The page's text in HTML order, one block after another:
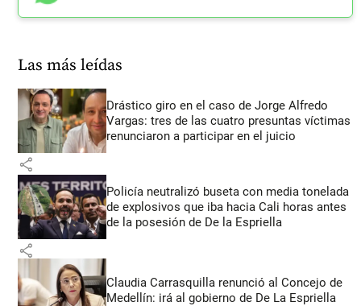
Las más leídas
Drástico giro en el caso de Jorge Alfredo
Vargas: tres de las cuatro presuntas víctimas
renunciaron a participar en el juicio
share
Policía neutralizó buseta con media tonelada
de explosivos que iba hacia Cali horas antes
de la posesión de De la Espriella
share
Claudia Carrasquilla renunció al Concejo de
Medellín: irá al gobierno de De La Espriella